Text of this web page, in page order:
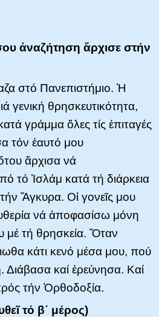
ἀναζήτηση ἄρχισε στήν
στό Πανεπιστήμιο. Ἡ
γενική θρησκευτικότητα,
γράμμα ὅλες τίς ἐπιταγές
τόν ἑαυτό μου
ἄρχισα νά
τό Ἰσλάμ κατά τή διάρκεια
Ἄγκυρα. Οἱ γονεῖς μου
νά ἀποφασίσω μόνη
μέ τή θρησκεία. Ὅταν
κάτι κενό μέσα μου, πού
καί ἐρεύνησα. Καί
τήν Ὀρθοδοξία.
τό β΄ μέρος)